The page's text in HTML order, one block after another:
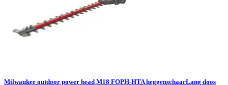
Milwaukee outdoor power head M18 FOPH-HTA heggenschaarLang doos